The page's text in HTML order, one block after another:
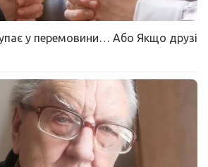
у перемовини… Або Якщо друзі